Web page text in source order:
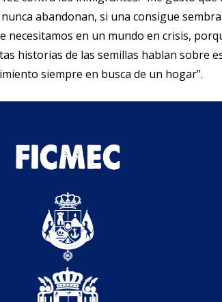
abandonan, si una consigue
en un mundo en crisis,
historias de las semillas hablan sobre
siempre en busca de un hogar”.